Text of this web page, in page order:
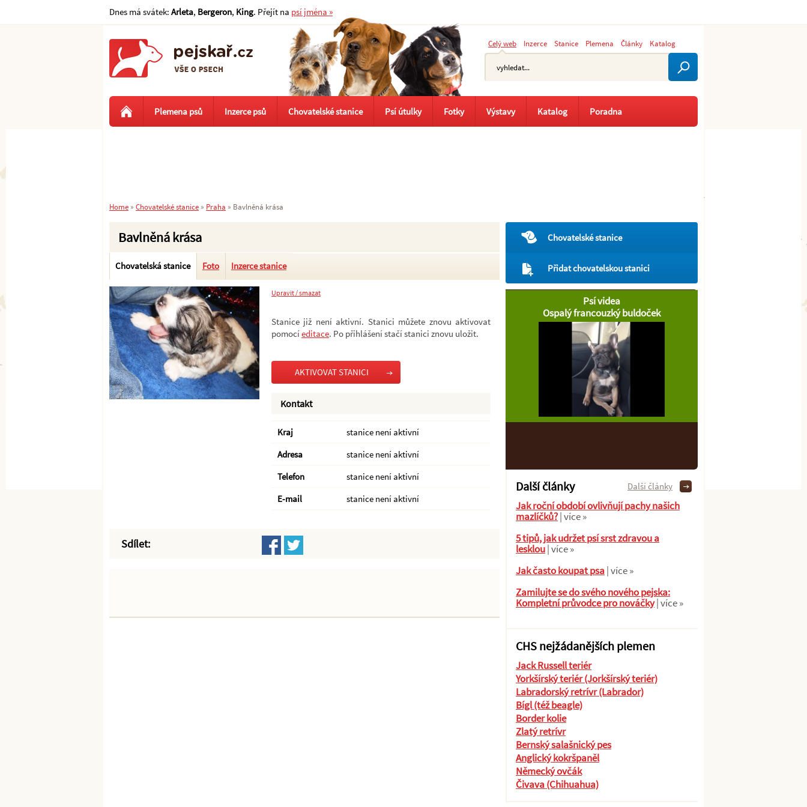
Bavlněná krása
Chovatelská stanice Foto Inzerce stanice
Upravit / smazat
Stanice již není aktivní. Stanici můžete znovu aktivovat
pomocíeditace. Po přihlášení stačí stanici znovu uložit.
AKTIVOVAT STANICI
Kontakt
Kraj
stanice není aktivní
Adresa
stanice není aktivní
Telefon
stanice není aktivní
E-mail
stanice není aktivní
Sdílet:
Chovatelské stanice
Přidat chovatelskou stanici
Psí videa
Ospalý francouzký buldoček
Další články
Jak roční období ovlivňují pachy našich
mazlíčků?| více »
5 tipů, jak udržet psí srst zdravou a
lesklou| více »
Jak často koupat psa| více »
Zamilujte se do svého nového pejska:
Kompletní průvodce pro nováčky| více »
Další články
CHS nejžádanějších plemen
Jack Russell teriér
Yorkšírský teriér (Jorkšírský teriér)
Labradorský retrívr (Labrador)
Bígl (též beagle)
Border kolie
Zlatý retrívr
Bernský salašnický pes
Anglický kokršpaněl
Německý ovčák
Čivava (Chihuahua)
Celý web Inzerce Stanice Plemena Články Katalog
Plemena psů Inzerce psů Chovatelské stanice Psí útulky Fotky Výstavy Katalog Poradna
Home » Chovatelské stanice » Praha » Bavlněná krása
Dnes má svátek: Arleta, Bergeron, King. Přejít na psí jména »